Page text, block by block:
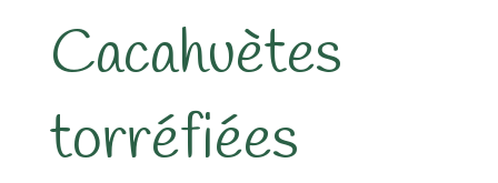
Cacahuètes
torréfiées